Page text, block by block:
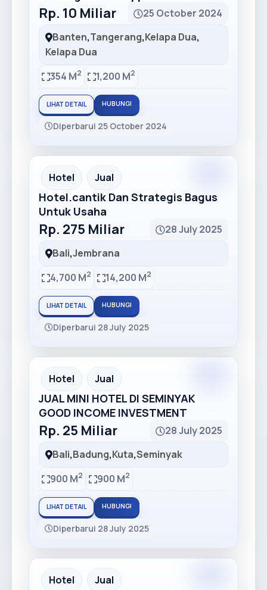
Rp. 10 Miliar
25 October 2024
Banten,Tangerang,Kelapa Dua,
Kelapa Dua
354 M2 1,200 M2
LIHAT DETAIL HUBUNGI
Diperbarui 25 October 2024
Recommended
Hotel Jual
Hotel.cantik Dan Strategis Bagus
Untuk Usaha
Rp. 275 Miliar
28 July 2025
Bali,Jembrana
4,700 M2 14,200 M2
LIHAT DETAIL HUBUNGI
Diperbarui 28 July 2025
Recommended
Hotel Jual
JUAL MINI HOTEL DI SEMINYAK
GOOD INCOME INVESTMENT
Rp. 25 Miliar
28 July 2025
Bali,Badung,Kuta,Seminyak
900 M2 900 M2
LIHAT DETAIL HUBUNGI
Diperbarui 28 July 2025
Recommended
Hotel Jual